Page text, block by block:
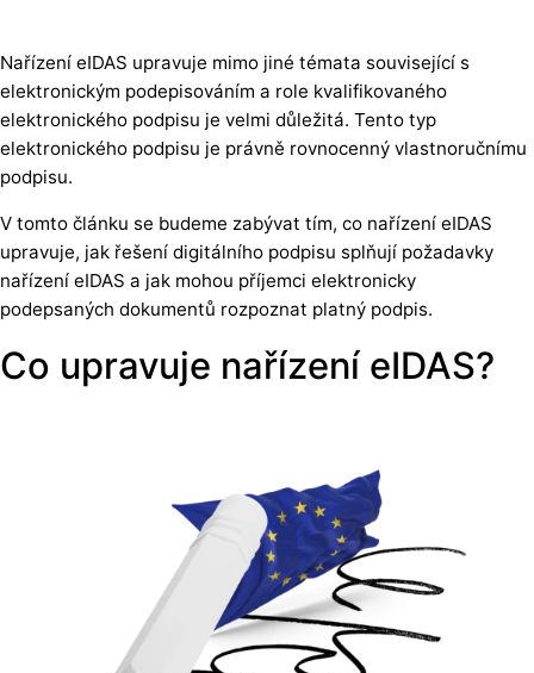
Nařízení eIDAS upravuje mimo jiné témata související s
elektronickým podepisováním a role kvalifikovaného
elektronického podpisu je velmi důležitá. Tento typ
elektronického podpisu je právně rovnocenný vlastnoručnímu
podpisu.
V tomto článku se budeme zabývat tím, co nařízení eIDAS
upravuje, jak řešení digitálního podpisu splňují požadavky
nařízení eIDAS a jak mohou příjemci elektronicky
podepsaných dokumentů rozpoznat platný podpis.
Co upravuje nařízení eIDAS?